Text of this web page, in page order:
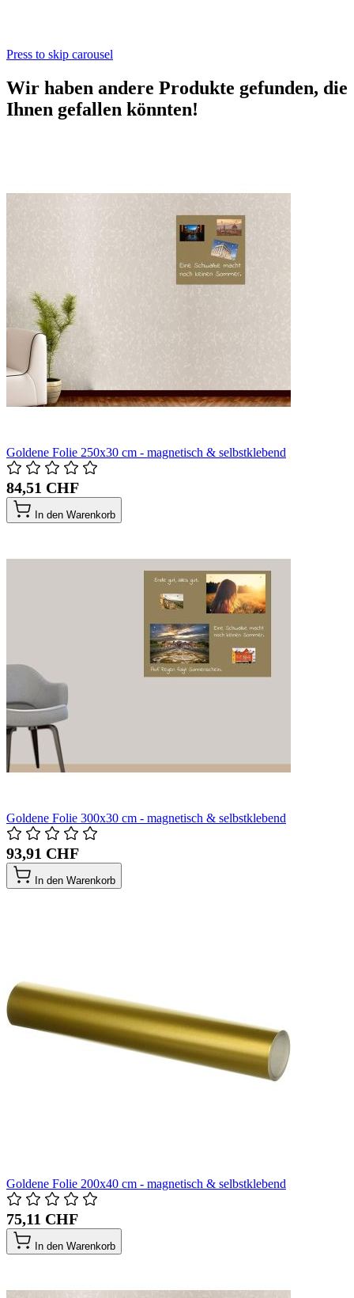
Press to skip carousel
Wir haben andere Produkte gefunden, die
Ihnen gefallen könnten!
Goldene Folie 250x30 cm - magnetisch & selbstklebend
84,51 CHF
In den Warenkorb
Goldene Folie 300x30 cm - magnetisch & selbstklebend
93,91 CHF
In den Warenkorb
Goldene Folie 200x40 cm - magnetisch & selbstklebend
75,11 CHF
In den Warenkorb